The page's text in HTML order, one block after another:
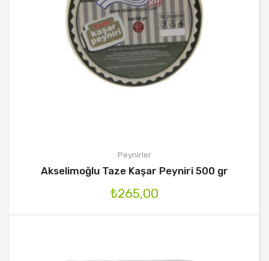
Peynirler
Akselimoğlu Taze Kaşar Peyniri 500 gr
₺265,00